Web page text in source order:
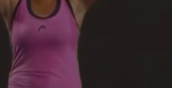
Serie A
Meciuri